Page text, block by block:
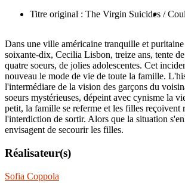
Titre original : The Virgin Suicides /
Dans une ville américaine tranquille et puritaine
soixante-dix, Cecilia Lisbon, treize ans, tente
quatre soeurs, de jolies adolescentes. Cet
nouveau le mode de vie de toute la famille.
l'intermédiare de la vision des garçons du
soeurs mystérieuses, dépeint avec cynisme la
petit, la famille se referme et les filles reçoivent
l'interdiction de sortir. Alors que la situation
envisagent de secourir les filles.
Réalisateur(s)
Sofia Coppola